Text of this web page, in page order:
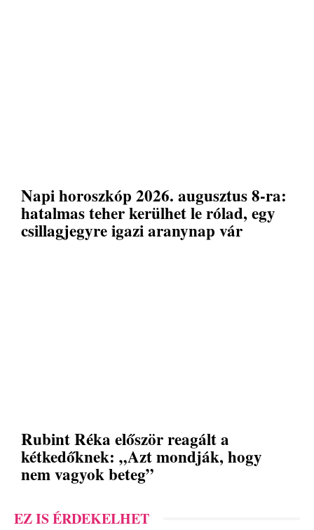
Napi horoszkóp 2026. augusztus 8-ra:
hatalmas teher kerülhet le rólad, egy
csillagjegyre igazi aranynap vár
Rubint Réka először reagált a
kétkedőknek: „Azt mondják, hogy
nem vagyok beteg”
EZ IS ÉRDEKELHET